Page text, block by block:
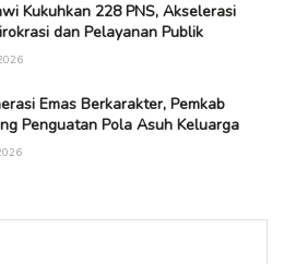
Kukuhkan 228 PNS, Akselerasi
dan Pelayanan Publik
Emas Berkarakter, Pemkab
Penguatan Pola Asuh Keluarga